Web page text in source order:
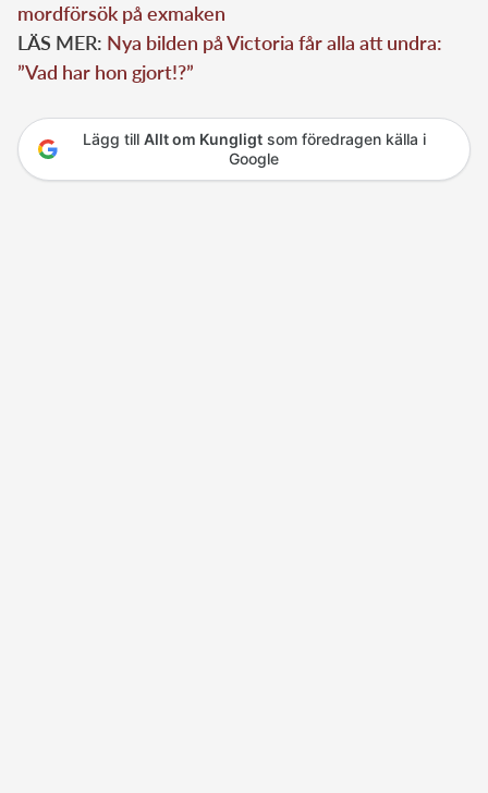
mordförsök på exmaken
LÄS MER: Nya bilden på Victoria får alla att undra:
”Vad har hon gjort!?”
Lägg till Allt om Kungligtsom föredragen källa i
Google